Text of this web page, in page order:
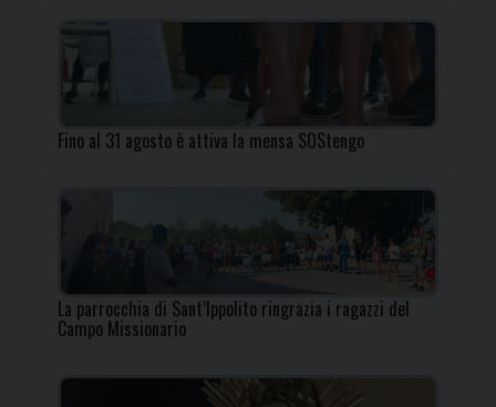
Fino al 31 agosto è attiva la mensa SOStengo
La parrocchia di Sant’Ippolito ringrazia i ragazzi del
Campo Missionario